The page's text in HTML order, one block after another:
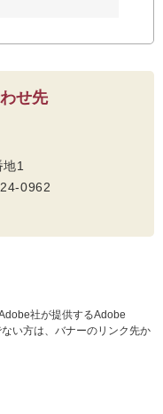
せ先
地1
0962
社が提供するAdobe
い方は、バナーのリンク先か